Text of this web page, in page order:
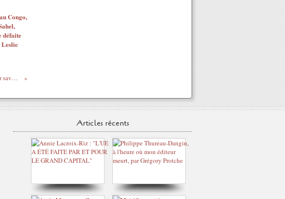
Congo,
défaite
Rendez-vous le jeudi 5 au dimanche 8 avril à l'Ivoire Golf pour savourer le nouveau goût du tourisme Ivoirien...
Articles récents